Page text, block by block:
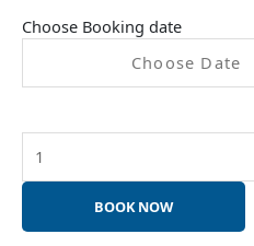
Choose Booking date
BOOK NOW